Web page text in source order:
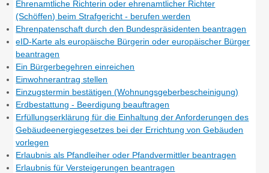
Ehrenamtliche Richterin oder ehrenamtlicher Richter
(Schöffen) beim Strafgericht - berufen werden
Ehrenpatenschaft durch den Bundespräsidenten beantragen
eID-Karte als europäische Bürgerin oder europäischer Bürger
beantragen
Ein Bürgerbegehren einreichen
Einwohnerantrag stellen
Einzugstermin bestätigen (Wohnungsgeberbescheinigung)
Erdbestattung - Beerdigung beauftragen
Erfüllungserklärung für die Einhaltung der Anforderungen des
Gebäudeenergiegesetzes bei der Errichtung von Gebäuden
vorlegen
Erlaubnis als Pfandleiher oder Pfandvermittler beantragen
Erlaubnis für Versteigerungen beantragen